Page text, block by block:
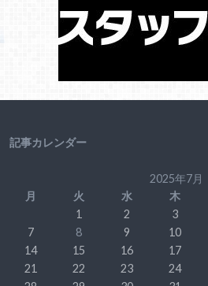
記事カレンダー
2025年7月
月
火 水 木
1
2 3
7
8 9 10
14
15 16 17
21
22 23 24